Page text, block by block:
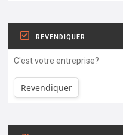
REVENDIQUER
C'est votre entreprise?
Revendiquer